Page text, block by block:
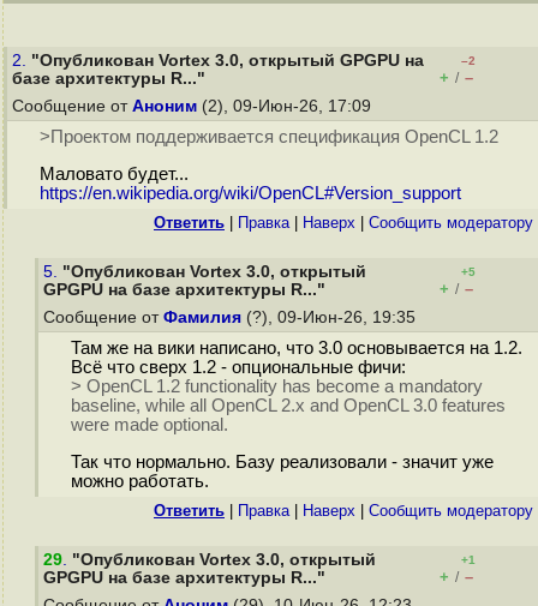
2. "Опубликован Vortex 3.0, открытый GPGPU на
базе архитектуры R..."
–2
+ / –
Сообщение от Аноним (2), 09-Июн-26, 17:09
>Проектом поддерживается спецификация OpenCL 1.2
Маловато будет...
https://en.wikipedia.org/wiki/OpenCL#Version_support
Ответить Правка| Наверх Cообщить модератору
5. "Опубликован Vortex 3.0, открытый
GPGPU на базе архитектуры R..."
+5
+ / –
Сообщение от Фамилия (?), 09-Июн-26, 19:35
Там же на вики написано, что 3.0 основывается на 1.2.
Всё что сверх 1.2 - опциональные фичи:
> OpenCL 1.2 functionality has become a mandatory
baseline, while all OpenCL 2.x and OpenCL 3.0 features
were made optional.
Так что нормально. Базу реализовали - значит уже
можно работать.
Ответить Правка| Наверх Cообщить модератору
29. "Опубликован Vortex 3.0, открытый
GPGPU на базе архитектуры R..."
+1
+ / –